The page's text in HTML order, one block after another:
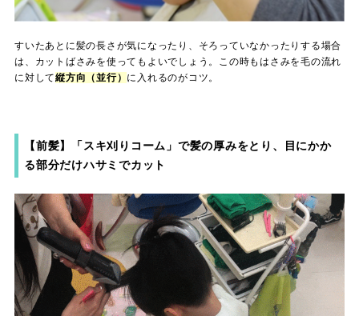
すいたあとに髪の長さが気になったり、そろっていなかったりする場合
は、カットばさみを使ってもよいでしょう。この時もはさみを毛の流れ
に対して縦方向（並行） に入れるのがコツ。
【前髪】「スキ刈りコーム」で髪の厚みをとり、目にかか
る部分だけハサミでカット